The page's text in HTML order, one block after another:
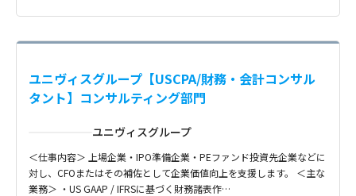
ユニヴィスグループ【USCPA/財務・会計コンサル
タント】コンサルティング部門
ユニヴィスグループ
＜仕事内容＞ 上場企業・IPO準備企業・PEファンド投資先企業などに
対し、CFOまたはその補佐として企業価値向上を支援します。 ＜主な
業務＞ ・US GAAP / IFRSに基づく財務諸表作…